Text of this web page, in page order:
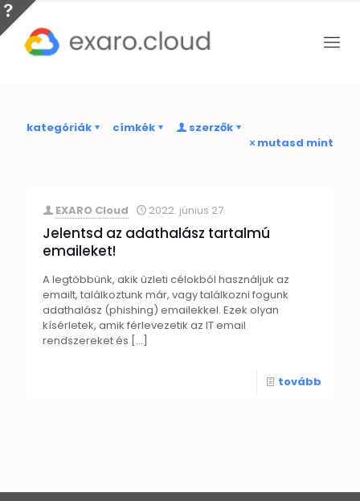
kategóriák címkék
szerzők
mutasd mint
EXARO Cloud 2022. június 27.
Jelentsd az adathalász tartalmú
emaileket!
A legtöbbünk, akik üzleti célokból használjuk az
emailt, találkoztunk már, vagy találkozni fogunk
adathalász (phishing) emailekkel. Ezek olyan
kísérletek, amik férlevezetik az IT email
rendszereket és […]
tovább